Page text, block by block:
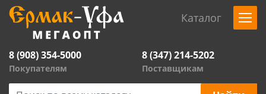
Каталог
8 (908) 354-5000
Покупателям
8 (347) 214-5202
Поставщикам